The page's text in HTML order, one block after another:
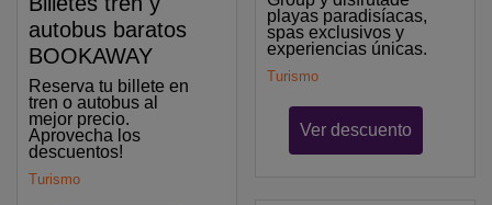
autobus baratos
BOOKAWAY
Reserva tu billete en
tren o autobus al
mejor precio.
Aprovecha los
descuentos!
Turismo
playas paradisíacas,
spas exclusivos y
experiencias únicas.
Turismo
Ver descuento